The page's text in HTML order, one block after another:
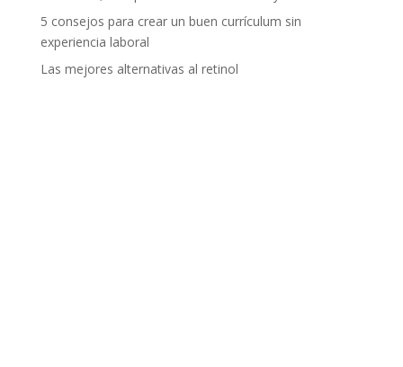
5 consejos para crear un buen currículum sin
experiencia laboral
Las mejores alternativas al retinol